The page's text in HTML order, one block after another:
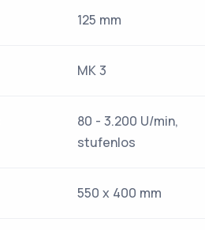
125 mm
MK 3
80 - 3.200 U/min,
stufenlos
550 x 400 mm